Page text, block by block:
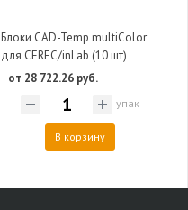
Блоки CAD-Temp multiColor
для CEREC/inLab (10 шт)
от 28 722.26 руб.
упак
В корзину